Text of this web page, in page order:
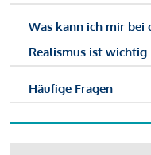
Was kann ich mir bei
Realismus ist wichtig
Häufige Fragen